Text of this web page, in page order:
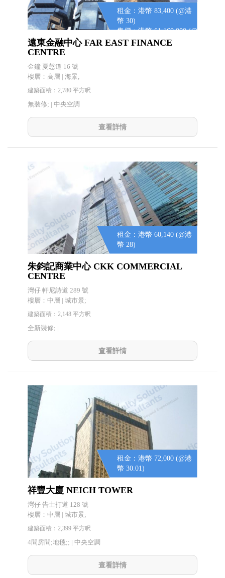
租金：港幣 83,400 (@港
幣 30)
售價：港幣 61,160,000 (@
港幣 22,000)
遠東金融中心 FAR EAST FINANCE
CENTRE
金鐘 夏愨道 16 號
樓層：高層 | 海景;
建築面積：2,780 平方呎
無裝修; | 中央空調
查看詳情
租金：港幣 60,140 (@港
幣 28)
朱鈞記商業中心 CKK COMMERCIAL
CENTRE
灣仔 軒尼詩道 289 號
樓層：中層 | 城市景;
建築面積：2,148 平方呎
全新裝修; |
查看詳情
租金：港幣 72,000 (@港
幣 30.01)
祥豐大廈 NEICH TOWER
灣仔 告士打道 128 號
樓層：中層 | 城市景;
建築面積：2,399 平方呎
4間房間;地毯;; | 中央空調
查看詳情